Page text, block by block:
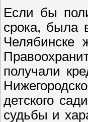
Если бы
срока, была
Челябинске
получали
детского
судьбы и